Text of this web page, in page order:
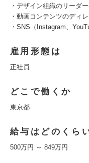
・デザイン組織のリーダ
・動画コンテンツのディ
・SNS（Instagram、
雇用形態は
正社員
どこで働くか
東京都
給与はどのくら
500万円 ～ 849万円